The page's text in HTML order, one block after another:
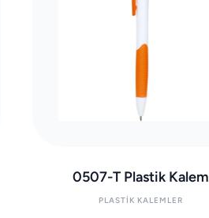
0507-T Plastik Kalem
PLASTIK KALEMLER